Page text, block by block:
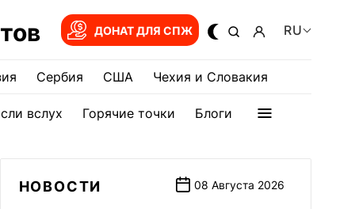
ДОНАТ ДЛЯ СПЖ RU
Сербия США Чехия и Словакия
вслух Горячие точки Блоги
НОВОСТИ 08 Августа 2026